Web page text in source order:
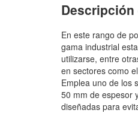
En este rango de
gama industrial
utilizarse, entre
en sectores como
Emplea uno de los
50 mm de espesor
diseñadas para